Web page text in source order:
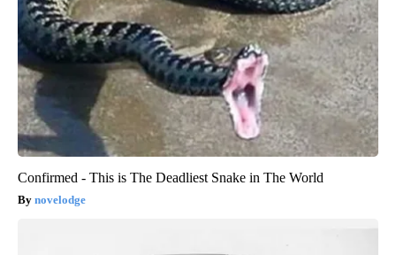
Confirmed - This is The Deadliest Snake in The World
novelodge